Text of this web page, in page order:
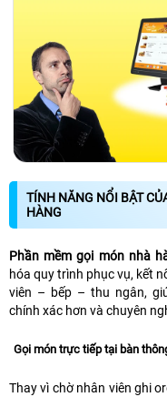
TÍNH NĂNG NỔI BẬT
HÀNG
Phần mềm gọi món nhà
hóa quy trình phục vụ, kết
viên – bếp – thu ngân,
chính xác hơn và chuyên
Gọi món trực tiếp tại bàn
Thay vì chờ nhân viên ghi